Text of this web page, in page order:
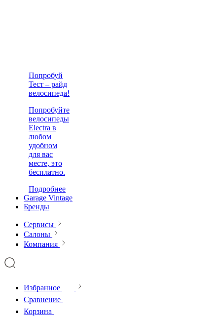
Попробуй
Тест – райд
велосипеда!
Попробуйте
велосипеды
Electra в
любом
удобном
для вас
месте, это
бесплатно.
Подробнее
Garage Vintage
Бренды
Сервисы
Салоны
Компания
Избранное
Сравнение
Корзина